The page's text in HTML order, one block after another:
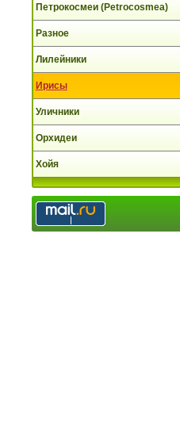
Петрокосмеи (Petrocosmea)
Разное
Лилейники
Ирисы
Уличники
Орхидеи
Хойя